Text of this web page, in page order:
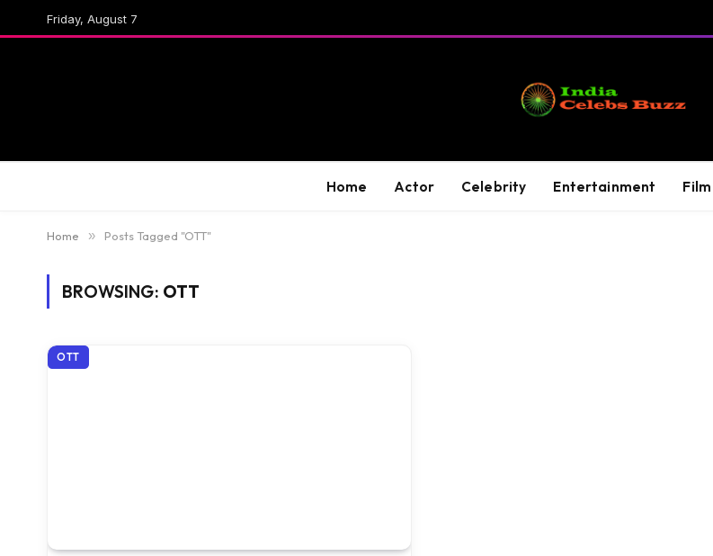
Friday, August 7
Home Actor Celebrity Entertainment Film
Home » Posts Tagged "OTT"
BROWSING: OTT
OTT